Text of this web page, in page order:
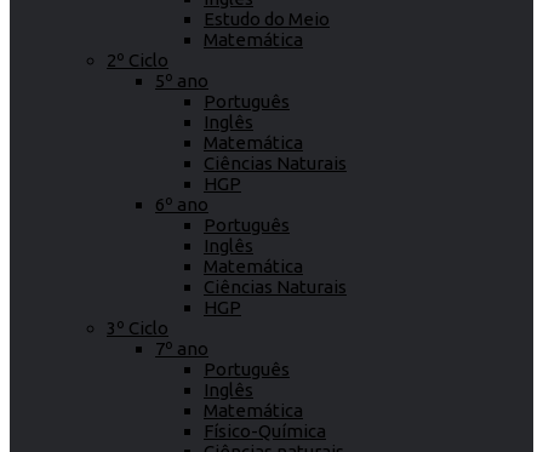
Estudo do Meio
Matemática
2º Ciclo
5º ano
Português
Inglês
Matemática
Ciências Naturais
HGP
6º ano
Português
Inglês
Matemática
Ciências Naturais
HGP
3º Ciclo
7º ano
Português
Inglês
Matemática
Físico-Química